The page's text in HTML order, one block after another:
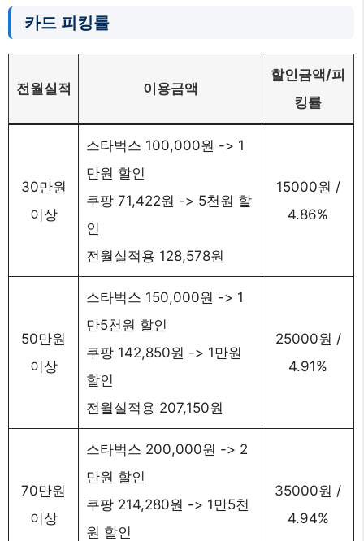
카드 피킹률
전월실적 이용금액
할인금액/피
킹률
30만원
이상
스타벅스 100,000원 -> 1
만원 할인
쿠팡 71,422원 -> 5천원 할
인
전월실적용 128,578원
15000원 /
4.86%
50만원
이상
스타벅스 150,000원 -> 1
만5천원 할인
쿠팡 142,850원 -> 1만원
할인
전월실적용 207,150원
25000원 /
4.91%
70만원
이상
스타벅스 200,000원 -> 2
만원 할인
쿠팡 214,280원 -> 1만5천
원 할인
35000원 /
4.94%